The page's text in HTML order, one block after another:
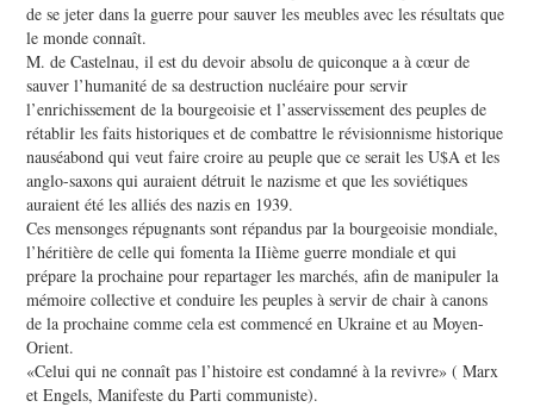
de se jeter dans la guerre pour sauver les meubles avec les résultats que
le monde connaît.
M. de Castelnau, il est du devoir absolu de quiconque a à cœur de
sauver l’humanité de sa destruction nucléaire pour servir
l’enrichissement de la bourgeoisie et l’asservissement des peuples de
rétablir les faits historiques et de combattre le révisionnisme historique
nauséabond qui veut faire croire au peuple que ce serait les U$A et les
anglo-saxons qui auraient détruit le nazisme et que les soviétiques
auraient été les alliés des nazis en 1939.
Ces mensonges répugnants sont répandus par la bourgeoisie mondiale,
l’héritière de celle qui fomenta la IIième guerre mondiale et qui
prépare la prochaine pour repartager les marchés, afin de manipuler la
mémoire collective et conduire les peuples à servir de chair à canons
de la prochaine comme cela est commencé en Ukraine et au Moyen-
Orient.
«Celui qui ne connaît pas l’histoire est condamné à la revivre» ( Marx
et Engels, Manifeste du Parti communiste).